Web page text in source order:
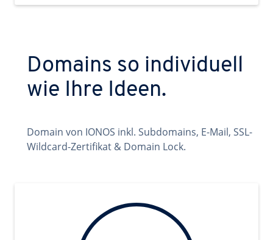
Domains so individuell
wie Ihre Ideen.
Domain von IONOS inkl. Subdomains, E-Mail, SSL-
Wildcard-Zertifikat & Domain Lock.